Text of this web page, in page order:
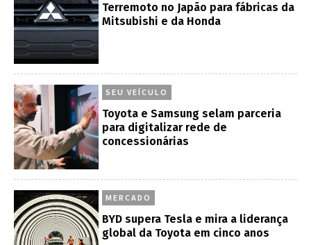
Terremoto no Japão para fábricas da
Mitsubishi e da Honda
SEU VEÍCULO
Toyota e Samsung selam parceria
para digitalizar rede de
concessionárias
MERCADO
BYD supera Tesla e mira a liderança
global da Toyota em cinco anos